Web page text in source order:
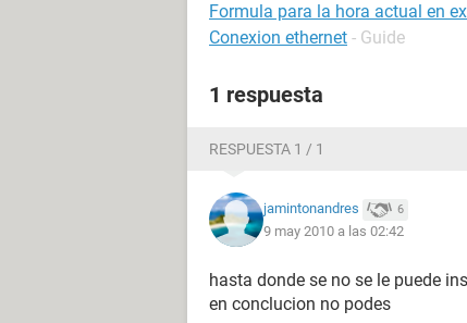
Formula para la hora actual en
Conexion ethernet - Guide
1 respuesta
RESPUESTA 1 / 1
jamintonandres 6
9 may 2010 a las 02:42
hasta donde se no se le puede
en conclucion no podes